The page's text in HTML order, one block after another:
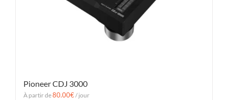
Pioneer CDJ 3000
À partir de80.00€/ jour